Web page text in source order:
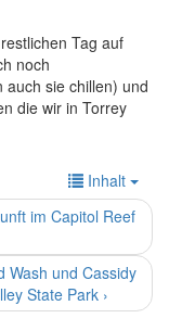
Tag auf
noch
sie chillen) und
die wir in Torrey
Inhalt
im Capitol Reef
Wash und Cassidy
State Park ›